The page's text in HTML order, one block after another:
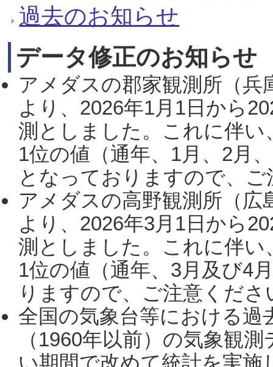
過去のお知らせ
データ修正のお知らせ
アメダスの郡家観測所（
より、2026年1月1日から
測としました。これに伴い
1位の値（通年、1月、2月
となっておりますので、
アメダスの高野観測所（
より、2026年3月1日から
測としました。これに伴い
1位の値（通年、3月及び4
りますので、ご注意くだ
全国の気象台等における過
（1960年以前）の気象観
い期間で改めて統計を実